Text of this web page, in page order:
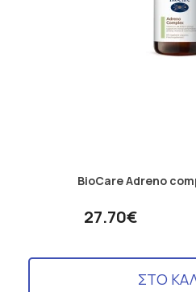
BioCare Adreno
27.70€
ΣΤΟ